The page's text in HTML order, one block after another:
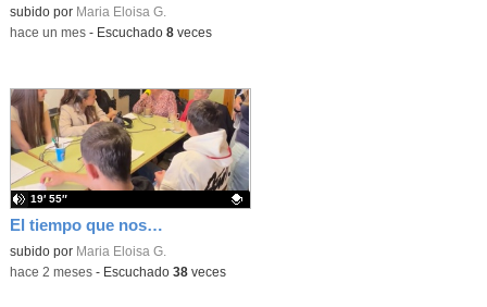
Contenido educativo.
subido por Maria Eloisa G.
-hace un mes- Escuchado 8veces
El tiempo que nos une. PROGRAMA 3 Medioambiente.
Contenido educativo.
subido por Maria Eloisa G.
19′ 55″
-hace 2 meses- Escuchado 38veces